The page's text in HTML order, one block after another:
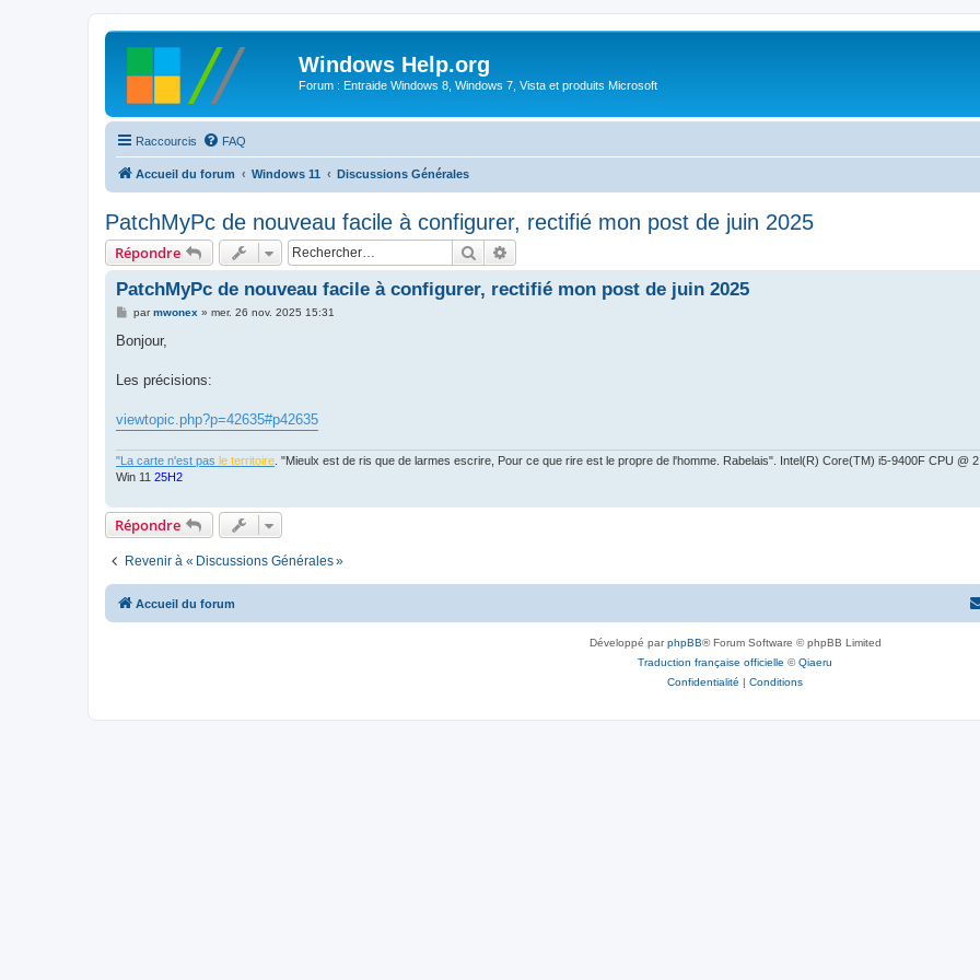
Windows Help.org
Forum : Entraide Windows 8, Windows 7, Vista et produits Microsoft
Raccourcis FAQ
Accueil du forum Windows 11 Discussions Générales
PatchMyPc de nouveau facile à configurer, rectifié mon post de juin 2025
Répondre Rechercher
PatchMyPc de nouveau facile à configurer, rectifié mon post de juin 2025
M
s
g
parmwonex » mer. 26 nov. 2025 15:31
Bonjour,
Les précisions:
viewtopic.php?p=42635#p42635
"La carte n'est pas le territoire . "Mieulx est de ris que de larmes escrire, Pour ce que rire est le propre de l'homme. Rabelais". Intel(R) Core(TM) i5-9400F CPU @
Win 11 25H2
Répondre
Revenir à « Discussions Générales »
Accueil du forum
Développé parphpBB® Forum Software © phpBB Limited
Traduction française officielle ©Qiaeru
Confidentialité | Conditions